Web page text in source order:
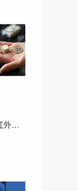
超低功耗< 2mW 超长寿命 红外甲烷 二氧化碳 CH4 CO2 法国 eLichens